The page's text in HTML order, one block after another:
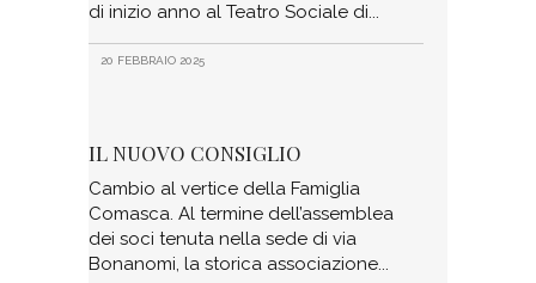
di inizio anno al Teatro Sociale di
20 FEBBRAIO 2025
IL NUOVO CONSIGLIO
Cambio al vertice della Famiglia
Comasca. Al termine dell’assemblea
dei soci tenuta nella sede di via
Bonanomi, la storica associazione